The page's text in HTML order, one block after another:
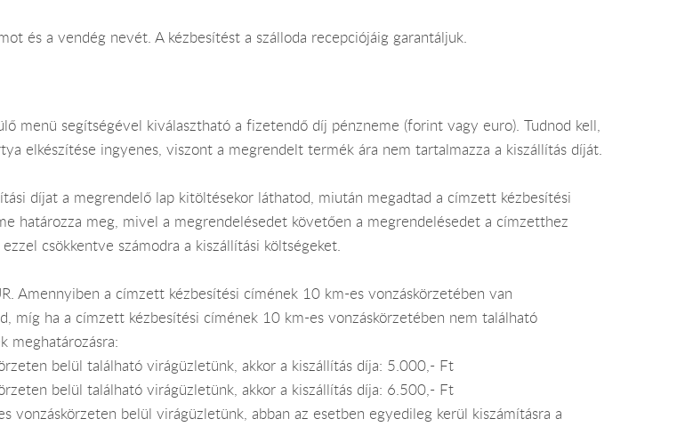
és a vendég nevét. A kézbesítést a szálloda recepciójáig garantáljuk.
menü segítségével kiválasztható a fizetendő díj pénzneme (forint vagy euro). Tudnod kell,
elkészítése ingyenes, viszont a megrendelt termék ára nem tartalmazza a kiszállítás díját.
díjat a megrendelő lap kitöltésekor láthatod, miután megadtad a címzett kézbesítési
határozza meg, mivel a megrendelésedet követően a megrendelésedet a címzetthez
csökkentve számodra a kiszállítási költségeket.
Amennyiben a címzett kézbesítési címének 10 km-es vonzáskörzetében van
míg ha a címzett kézbesítési címének 10 km-es vonzáskörzetében nem található
meghatározásra:
belül található virágüzletünk, akkor a kiszállítás díja: 5.000,- Ft
belül található virágüzletünk, akkor a kiszállítás díja: 6.500,- Ft
belül virágüzletünk, abban az esetben egyedileg kerül kiszámításra a